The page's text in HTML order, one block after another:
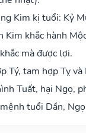
Kim kị tuổi: Kỷ
Kim khắc hành
mà được lợi.
Tý, tam hợp Tỵ
Tuất, hại Ngọ,
tuổi Dần,